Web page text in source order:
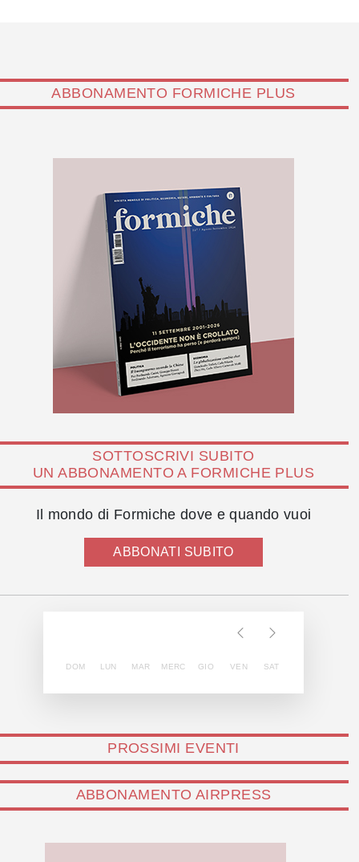
ABBONAMENTO FORMICHE PLUS
SOTTOSCRIVI SUBITO
UN ABBONAMENTO A FORMICHE PLUS
Il mondo di Formiche dove e quando vuoi
ABBONATI SUBITO
DOM LUN MAR MERC GIO VEN SAT
PROSSIMI EVENTI
ABBONAMENTO AIRPRESS